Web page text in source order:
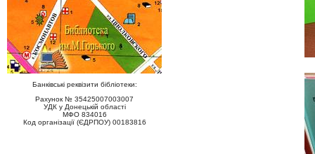
Банківські реквізити бібліотеки:
Рахунок № 35425007003007
УДК у Донецькій області
МФО 834016
Код організації (ЄДРПОУ) 00183816